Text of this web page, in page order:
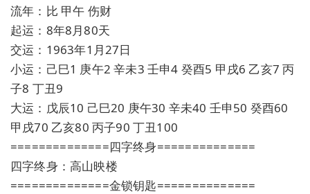
流年：比 甲午 伤财
起运：8年8月80天
交运：1963年1月27日
小运：己巳1 庚午2 辛未3 壬申4 癸酉5 甲戌6 乙亥7 丙
子8 丁丑9
大运：戊辰10 己巳20 庚午30 辛未40 壬申50 癸酉60
甲戌70 乙亥80 丙子90 丁丑100
==============四字终身==============
四字终身：高山映楼
==============金锁钥匙==============